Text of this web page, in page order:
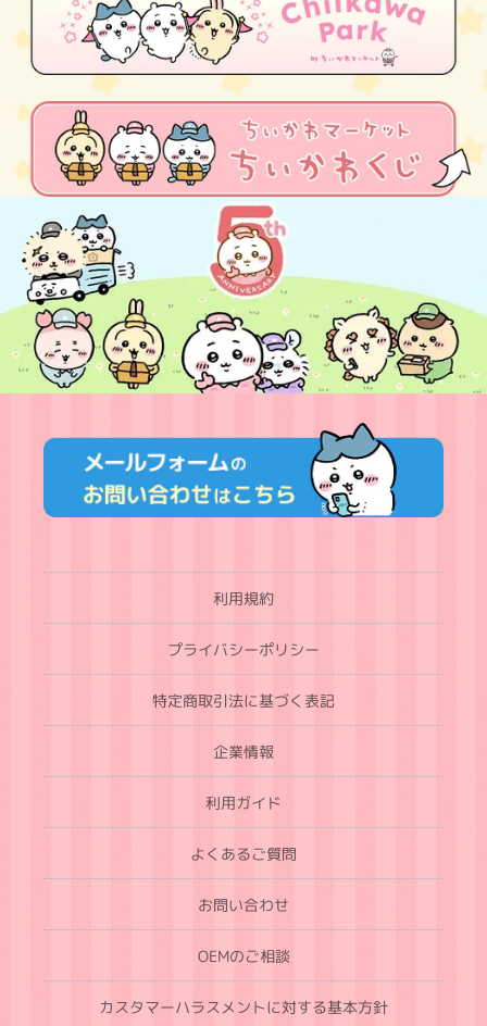
利用規約
プライバシーポリシー
特定商取引法に基づく表記
企業情報
利用ガイド
よくあるご質問
お問い合わせ
OEMのご相談
カスタマーハラスメントに対する基本方針